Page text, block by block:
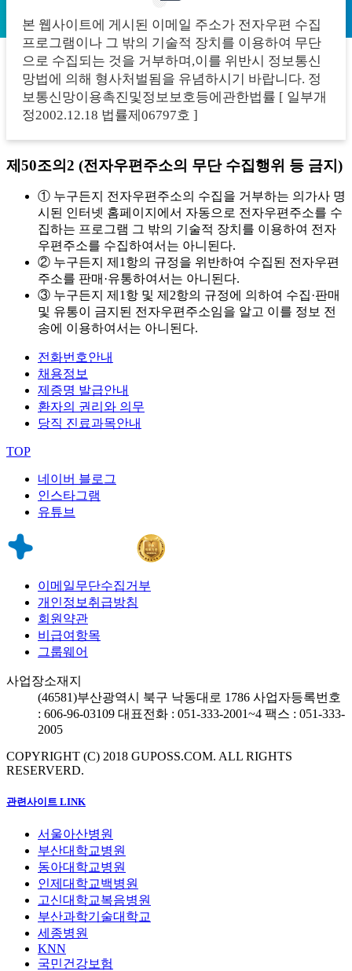
본 웹사이트에 게시된 이메일 주소가 전자우편 수집
프로그램이나 그 밖의 기술적 장치를 이용하여 무단
으로 수집되는 것을 거부하며,이를 위반시 정보통신
망법에 의해 형사처벌됨을 유념하시기 바랍니다. 정
보통신망이용촉진및정보보호등에관한법률 [ 일부개
정2002.12.18 법률제06797호 ]
제50조의2 (전자우편주소의 무단 수집행위 등 금지)
① 누구든지 전자우편주소의 수집을 거부하는 의가사 명
시된 인터넷 홈페이지에서 자동으로 전자우편주소를 수
집하는 프로그램 그 밖의 기술적 장치를 이용하여 전자
우편주소를 수집하여서는 아니된다.
② 누구든지 제1항의 규정을 위반하여 수집된 전자우편
주소를 판매·유통하여서는 아니된다.
③ 누구든지 제1항 및 제2항의 규정에 의하여 수집·판매
및 유통이 금지된 전자우편주소임을 알고 이를 정보 전
송에 이용하여서는 아니된다.
전화번호안내
채용정보
제증명 발급안내
환자의 권리와 의무
당직 진료과목안내
TOP
네이버 블로그
인스타그램
유튜브
이메일무단수집거부
개인정보취급방침
회원약관
비급여항목
그룹웨어
사업장소재지
(46581)부산광역시 북구 낙동대로 1786 사업자등록번호
: 606-96-03109 대표전화 : 051-333-2001~4 팩스 : 051-333-
2005
COPYRIGHT (C) 2018 GUPOSS.COM. ALL RIGHTS
RESERVERD.
관련사이트 LINK
서울아산병원
부산대학교병원
동아대학교병원
인제대학교백병원
고신대학교복음병원
부산과학기술대학교
세종병원
KNN
국민건강보험